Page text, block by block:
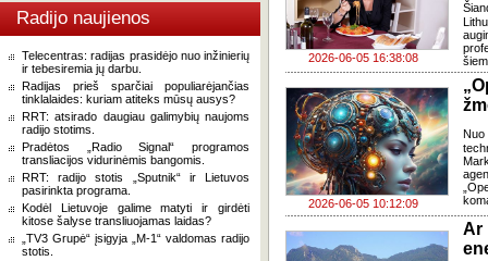
Radijo naujienos
Telecentras: radijas prasidėjo nuo inžinierių
ir tebesiremia jų darbu.
Radijas prieš sparčiai populiarėjančias
tinklalaides: kuriam atiteks mūsų ausys?
RRT: atsirado daugiau galimybių naujoms
radijo stotims.
Pradėtos „Radio Signal“ programos
transliacijos vidurinėmis bangomis.
RRT: radijo stotis „Sputnik“ ir Lietuvos
pasirinkta programa.
Kodėl Lietuvoje galime matyti ir girdėti
kitose šalyse transliuojamas laidas?
„TV3 Grupė“ įsigyja „M-1“ valdomas radijo
stotis.
2026-06-05 16:38:08
2026-06-05 10:12:09
Ar